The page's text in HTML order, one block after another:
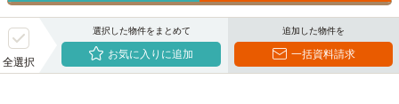
全選択
選択した物件をまとめて
お気に入りに追加
追加した物件を
一括資料請求